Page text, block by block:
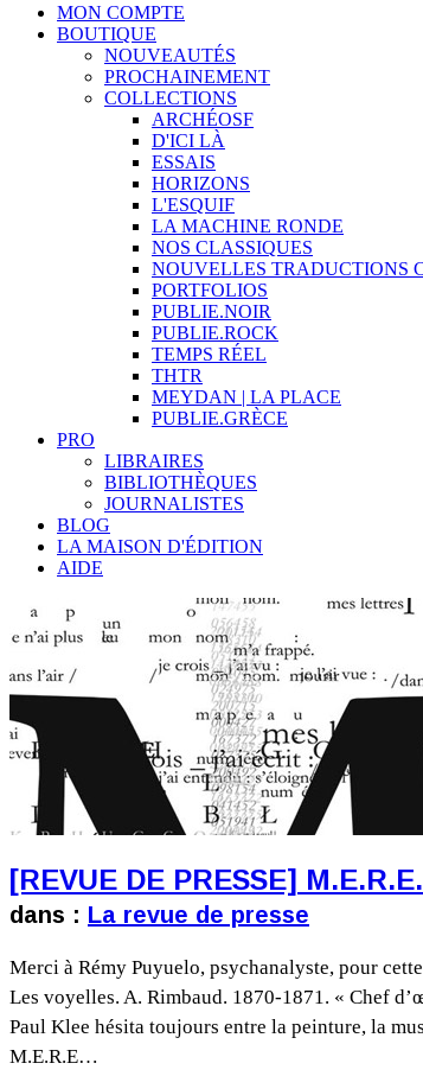
MON COMPTE
BOUTIQUE
NOUVEAUTÉS
PROCHAINEMENT
COLLECTIONS
ARCHÉOSF
D'ICI LÀ
ESSAIS
HORIZONS
L'ESQUIF
LA MACHINE RONDE
NOS CLASSIQUES
NOUVELLES TRADUCTIONS
PORTFOLIOS
PUBLIE.NOIR
PUBLIE.ROCK
TEMPS RÉEL
THTR
MEYDAN | LA PLACE
PUBLIE.GRÈCE
PRO
LIBRAIRES
BIBLIOTHÈQUES
JOURNALISTES
BLOG
LA MAISON D'ÉDITION
AIDE
[REVUE DE PRESSE]
dans : La revue de presse
Merci à Rémy Puyuelo, psychanalyste, pour
Les voyelles. A. Rimbaud. 1870-1871. « Chef
Paul Klee hésita toujours entre la peinture, la
M.E.R.E…